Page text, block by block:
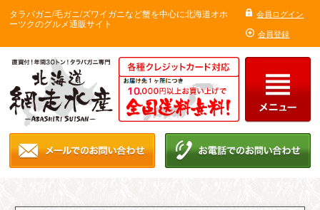
タラバガニ/毛ガニ/ズワイガニなど蟹を中心に北海道オホ
ーツクのグルメ通販サイト
会員ログイン
会員登録